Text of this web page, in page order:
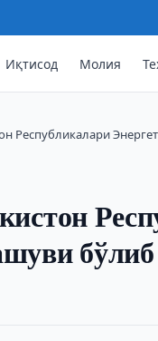
Иқтисод Молия
Республикалари